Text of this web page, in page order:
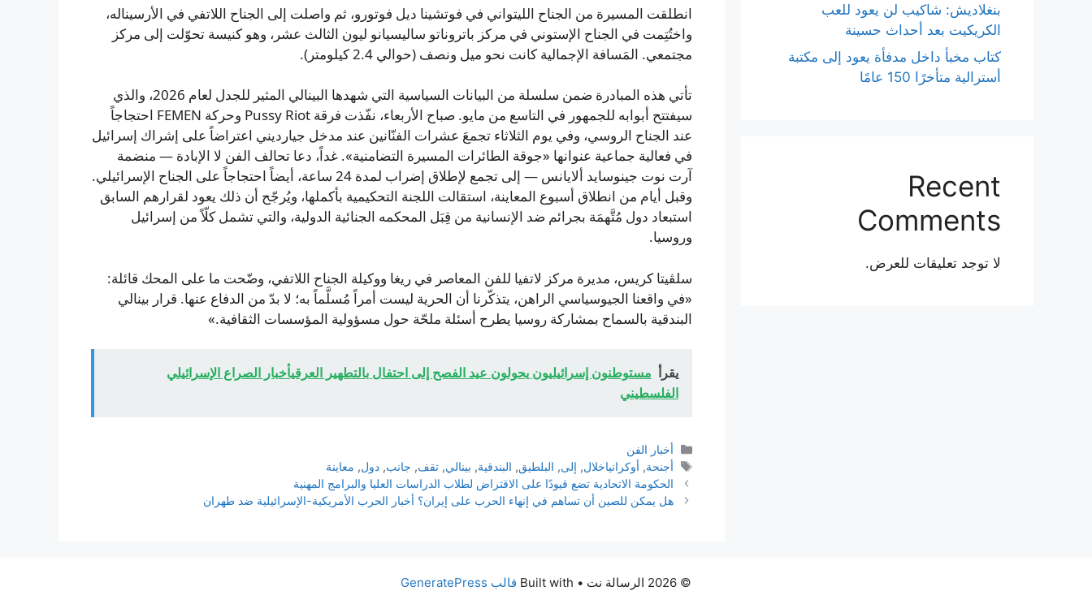
انطلقت المسيرة من الجناح الليتواني في فوتشينا ديل فوتورو، ثم واصلت إلى الجناح اللاتفي في الأرسيناله،
واختُتِمت في الجناح الإستوني في مركز باتروناتو ساليسيانو ليون الثالث عشر، وهو كنيسة تحوّلت إلى مركز
مجتمعي. المَسافة الإجمالية كانت نحو ميل ونصف (حوالي 2.4 كيلومتر).
تأتي هذه المبادرة ضمن سلسلة من البيانات السياسية التي شهدها البينالي المثير للجدل لعام 2026، والذي
سيفتتح أبوابه للجمهور في التاسع من مايو. صباح الأربعاء، نفّذت فرقة Pussy Riot وحركة FEMEN احتجاجاً
عند الجناح الروسي، وفي يوم الثلاثاء تجمعَ عشرات الفنّانين عند مدخل جيارديني اعتراضاً على إشراك إسرائيل
في فعالية جماعية عنوانها «جوقة الطائرات المسيرة التضامنية». غداً، دعا تحالف الفن لا الإبادة — منضمة
آرت نوت جينوسايد ألايانس — إلى تجمع لإطلاق إضراب لمدة 24 ساعة، أيضاً احتجاجاً على الجناح الإسرائيلي.
وقبل أيام من انطلاق أسبوع المعاينة، استقالت اللجنة التحكيمية بأكملها، ويُرجّح أن ذلك يعود لقرارهم السابق
استبعاد دول مُتَّهمَة بجرائم ضد الإنسانية من قِبَل المحكمه الجنائية الدولية، والتي تشمل كلّاً من إسرائيل
وروسيا.
سلڤيتا كريس، مديرة مركز لاتفيا للفن المعاصر في ريغا ووكيلة الجناح اللاتفي، وضّحت ما على المحك قائلة:
«في واقعنا الجيوسياسي الراهن، يتذكّرنا أن الحرية ليست أمراً مُسلَّماً به؛ لا بدّ من الدفاع عنها. قرار بينالي
البندقية بالسماح بمشاركة روسيا يطرح أسئلة ملحّة حول مسؤولية المؤسسات الثقافية.»
يقرأ مستوطنون إسرائيليون يحولون عيد الفصح إلى احتفال بالتطهير العرقيأخبار الصراع الإسرائيلي
الفلسطيني
التصنيفات
أخبار الفن
الوسوم
أجنحة, أوكرانياخلال, إلى, البلطيق, البندقية, بينالي,تقف, جانب,دول, معاينة
الحكومة الاتحادية تضع قيودًا على الاقتراض لطلاب الدراسات العليا والبرامج المهنية
هل يمكن للصين أن تساهم في إنهاء الحرب على إيران؟ أخبار الحرب الأمريكية-الإسرائيلية ضد طهران
بنغلاديش: شاكيب لن يعود للعب
الكريكيت بعد أحداث حسينة
كتاب مخبأ داخل مدفأة يعود إلى مكتبة
أسترالية متأخرًا 150 عامًا
Recent
Comments
لا توجد تعليقات للعرض.
© 2026 الرسالة نت • Built with قالب GeneratePress